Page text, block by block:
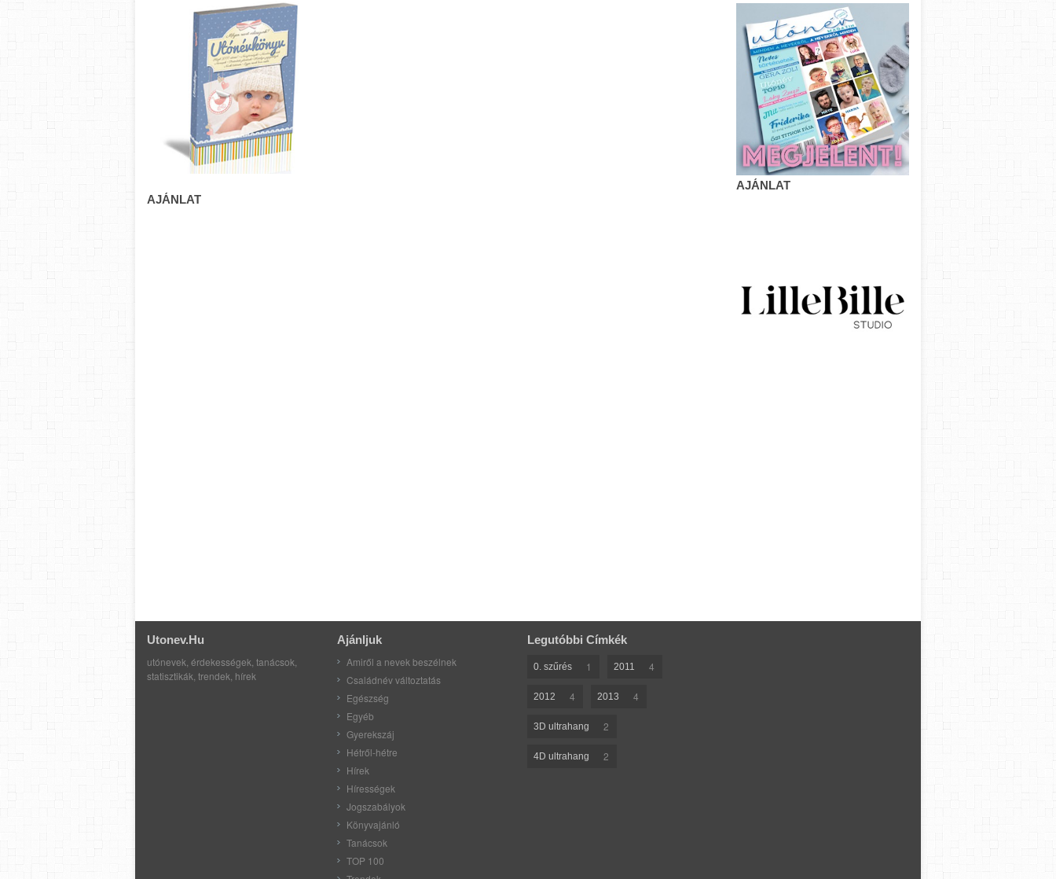
AJÁNLAT
AJÁNLAT
Utonev.hu
utónevek, érdekességek, tanácsok,
statisztikák, trendek, hírek
Ajánljuk
Amiről a nevek beszélnek
Családnév változtatás
Egészség
Egyéb
Gyerekszáj
Hétről-hétre
Hírek
Hírességek
Jogszabályok
Könyvajánló
Tanácsok
TOP 100
Legutóbbi Címkék
0. szűrés 1 2011 4
2012 4 2013 4
3D ultrahang 2
4D ultrahang 2